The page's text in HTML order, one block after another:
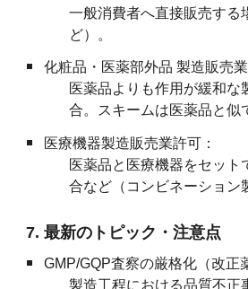
一般消費者へ直接販売する
ど）。
化粧品・医薬部外品 製造販売業
医薬品よりも作用が緩和な
合。スキームは医薬品と似
医療機器製造販売業許可：
医薬品と医療機器をセット
合など（コンビネーション
7. 最新のトピック・注意点
GMP/GQP査察の厳格化（改正
製造工程における品質不正